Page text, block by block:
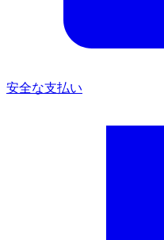
安全な支払い